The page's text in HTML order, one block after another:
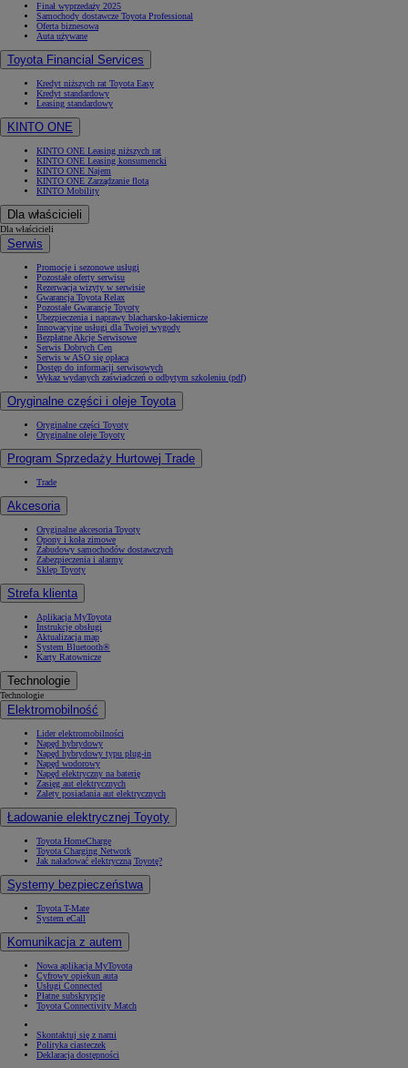
Finał wyprzedaży 2025
Samochody dostawcze Toyota Professional
Oferta biznesowa
Auta używane
Toyota Financial Services
Kredyt niższych rat Toyota Easy
Kredyt standardowy
Leasing standardowy
KINTO ONE
KINTO ONE Leasing niższych rat
KINTO ONE Leasing konsumencki
KINTO ONE Najem
KINTO ONE Zarządzanie flotą
KINTO Mobility
Dla właścicieli
Dla właścicieli
Serwis
Promocje i sezonowe usługi
Pozostałe oferty serwisu
Rezerwacja wizyty w serwisie
Gwarancja Toyota Relax
Pozostałe Gwarancje Toyoty
Ubezpieczenia i naprawy blacharsko-lakiernicze
Innowacyjne usługi dla Twojej wygody
Bezpłatne Akcje Serwisowe
Serwis Dobrych Cen
Serwis w ASO się opłaca
Dostęp do informacji serwisowych
Wykaz wydanych zaświadczeń o odbytym szkoleniu (pdf)
Oryginalne części i oleje Toyota
Oryginalne części Toyoty
Oryginalne oleje Toyoty
Program Sprzedaży Hurtowej Trade
Trade
Akcesoria
Oryginalne akcesoria Toyoty
Opony i koła zimowe
Zabudowy samochodów dostawczych
Zabezpieczenia i alarmy
Sklep Toyoty
Strefa klienta
Aplikacja MyToyota
Instrukcje obsługi
Aktualizacja map
System Bluetooth®
Karty Ratownicze
Technologie
Technologie
Elektromobilność
Lider elektromobilności
Napęd hybrydowy
Napęd hybrydowy typu plug-in
Napęd wodorowy
Napęd elektryczny na baterię
Zasięg aut elektrycznych
Zalety posiadania aut elektrycznych
Ładowanie elektrycznej Toyoty
Toyota HomeCharge
Toyota Charging Network
Jak naładować elektryczną Toyotę?
Systemy bezpieczeństwa
Toyota T-Mate
System eCall
Komunikacja z autem
Nowa aplikacja MyToyota
Cyfrowy opiekun auta
Usługi Connected
Płatne subskrypcje
Toyota Connectivity Match
Skontaktuj się z nami
Polityka ciasteczek
Deklaracja dostępności